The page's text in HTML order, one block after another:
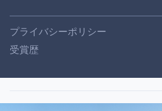
プライバシーポリシー
受賞歴